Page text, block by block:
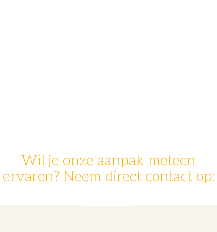
Wil je onze aanpak meteen
ervaren? Neem direct contact op: